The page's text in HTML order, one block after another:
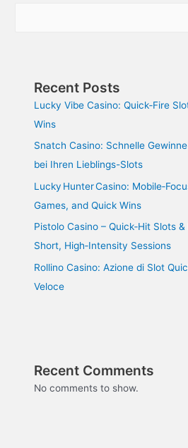
Recent Posts
Lucky Vibe Casino: Quick‑Fire
Wins
Snatch Casino: Schnelle
bei Ihren Lieblings-Slots
Lucky Hunter Casino:
Games, and Quick Wins
Pistolo Casino – Quick‑Hit Slots
Short, High‑Intensity Sessions
Rollino Casino: Azione di Slot
Veloce
Recent Comments
No comments to show.